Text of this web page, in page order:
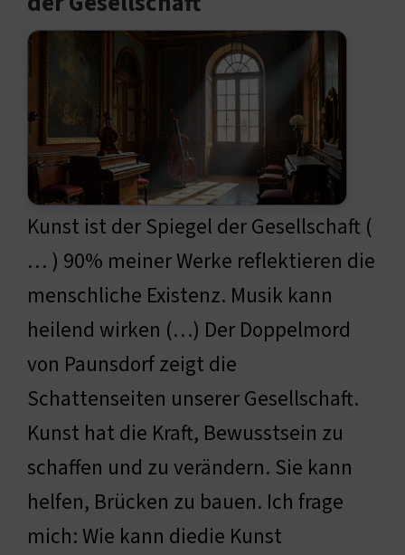
Kunst ist der Spiegel der Gesellschaft (
… ) 90% meiner Werke reflektieren die
menschliche Existenz. Musik kann
heilend wirken (…) Der Doppelmord
von Paunsdorf zeigt die
Schattenseiten unserer Gesellschaft.
Kunst hat die Kraft, Bewusstsein zu
schaffen und zu verändern. Sie kann
helfen, Brücken zu bauen. Ich frage
mich: Wie kann diedie Kunst